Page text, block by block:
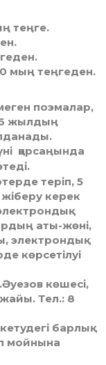
теңге.
мың теңгеден.
поэмалар,
жылдың
қарсаңын­да
теріп, 5
керек
аты-жөні,
электрондық
көрсетілуі
көшесі,
Тел.: 8
барлық
мойнына